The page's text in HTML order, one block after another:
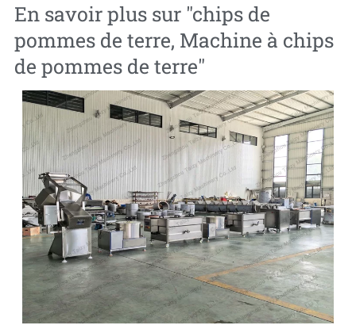
En savoir plus sur "chips de
pommes de terre, Machine à chips
de pommes de terre"